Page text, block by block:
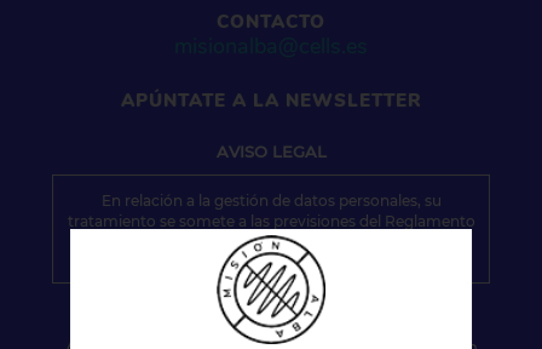
CONTACTO
misionalba@cells.es
APÚNTATE A LA NEWSLETTER
AVISOLEGAL
En relación a la gestión de datos personales, su
tratamiento se somete a las previsiones del Reglamento
(UE) 2016/679 del Parlamento y del Consejo Europeo,
relativo a la protección de las personas físicas en lo que
respecta el tratamiento de datos personales y a la libre
circulación de estos datos y al resto de normativa
aplicable. Los datos requeridos son los mínimos
necesarios y están respaldados por la base legal